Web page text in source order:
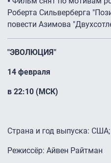
Роберта Сильверберга
повести Азимова
"ЭВОЛЮЦИЯ"
14 февраля
в 22:10 (МСК)
Страна и год выпуска: США;
Режиссёр: Айвен Райтман